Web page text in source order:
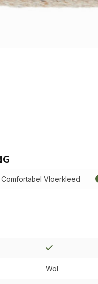
Comfortabel Vloerkleed
Wol